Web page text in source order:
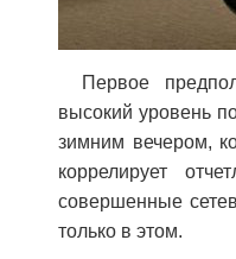
Первое
высокий уровень
зимним вечером,
коррелирует
совершенные
только в этом.